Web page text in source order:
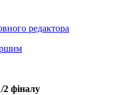
редактора
2 фіналу